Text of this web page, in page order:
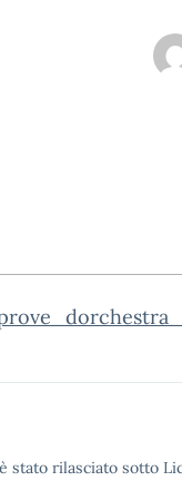
stato rilasciato sotto